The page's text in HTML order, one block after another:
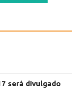
será divulgado